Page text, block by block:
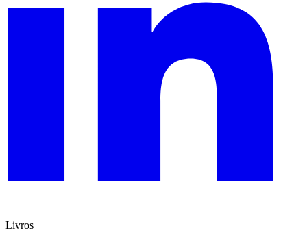
Livros